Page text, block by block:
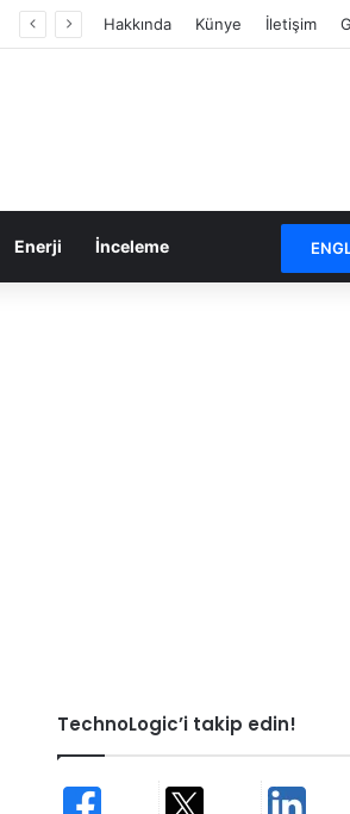
Hakkında Künye İletişim
Enerji İnceleme
TechnoLogic’i takip edin!